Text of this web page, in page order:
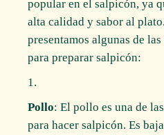
popular en el salpicón, ya
alta calidad y sabor al
presentamos algunas de
para preparar salpicón:
Pollo: El pollo es una de
para hacer salpicón. Es